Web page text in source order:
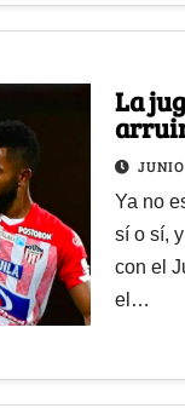
La
Char
Ya no
sí o sí,
con el
el…